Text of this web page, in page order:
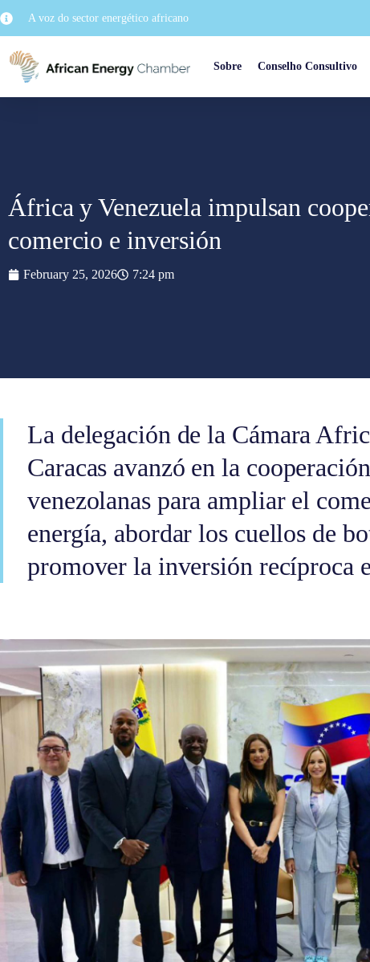
A voz do sector energético africano
Sobre Conselho Consultivo
África y Venezuela impulsan
comercio e inversión
February 25, 2026 7:24 pm
La delegación de la Cámara
Caracas avanzó en la
venezolanas para ampliar el
energía, abordar los cuellos de
promover la inversión recíproca